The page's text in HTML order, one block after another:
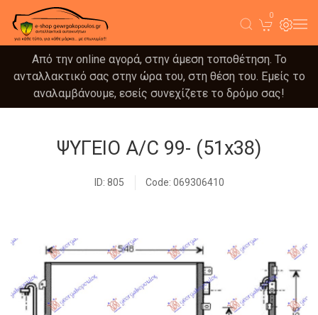
0
Από την online αγορά, στην άμεση τοποθέτηση. Το
ανταλλακτικό σας στην ώρα του, στη θέση του. Εμείς το
αναλαμβάνουμε, εσείς συνεχίζετε το δρόμο σας!
ΨΥΓΕΙΟ A/C 99- (51x38)
ID: 805 Code: 069306410